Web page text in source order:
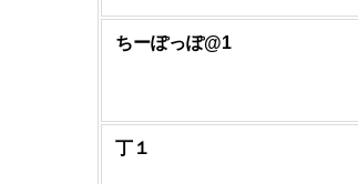
ちーぽっぽ@1
丁１